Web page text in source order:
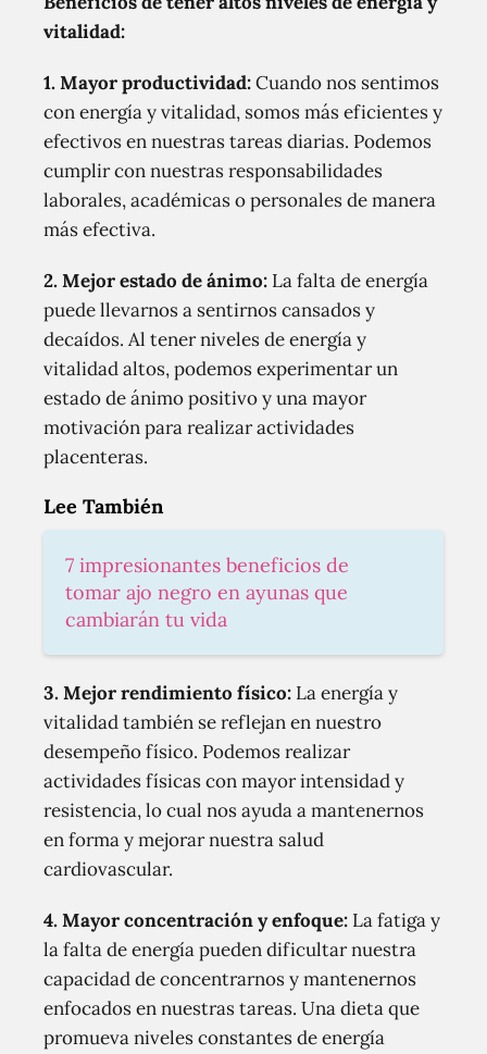
vitalidad:
1. Mayor productividad:Cuando nos sentimos
con energía y vitalidad, somos más eficientes y
efectivos en nuestras tareas diarias. Podemos
cumplir con nuestras responsabilidades
laborales, académicas o personales de manera
más efectiva.
2. Mejor estado de ánimo: La falta de energía
puede llevarnos a sentirnos cansados y
decaídos. Al tener niveles de energía y
vitalidad altos, podemos experimentar un
estado de ánimo positivo y una mayor
motivación para realizar actividades
placenteras.
Lee También
7 impresionantes beneficios de
tomar ajo negro en ayunas que
cambiarán tu vida
3. Mejor rendimiento físico: La energía y
vitalidad también se reflejan en nuestro
desempeño físico. Podemos realizar
actividades físicas con mayor intensidad y
resistencia, lo cual nos ayuda a mantenernos
en forma y mejorar nuestra salud
cardiovascular.
4. Mayor concentración y enfoque: La fatiga y
la falta de energía pueden dificultar nuestra
capacidad de concentrarnos y mantenernos
enfocados en nuestras tareas. Una dieta que
promueva niveles constantes de energía